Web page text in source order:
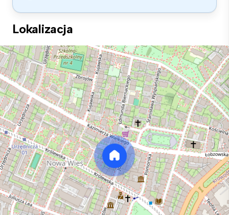
Lokalizacja